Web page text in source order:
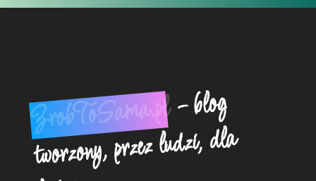
ZrobToSama.pl- blog
tworzony, przez ludzi, dla